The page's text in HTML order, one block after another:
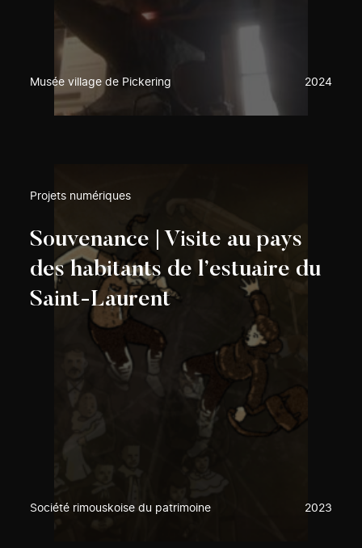
Musée village de Pickering 2024
Projets numériques
Souvenance | Visite au pays
des habitants de l’estuaire du
Saint-Laurent
Société rimouskoise du patrimoine 2023